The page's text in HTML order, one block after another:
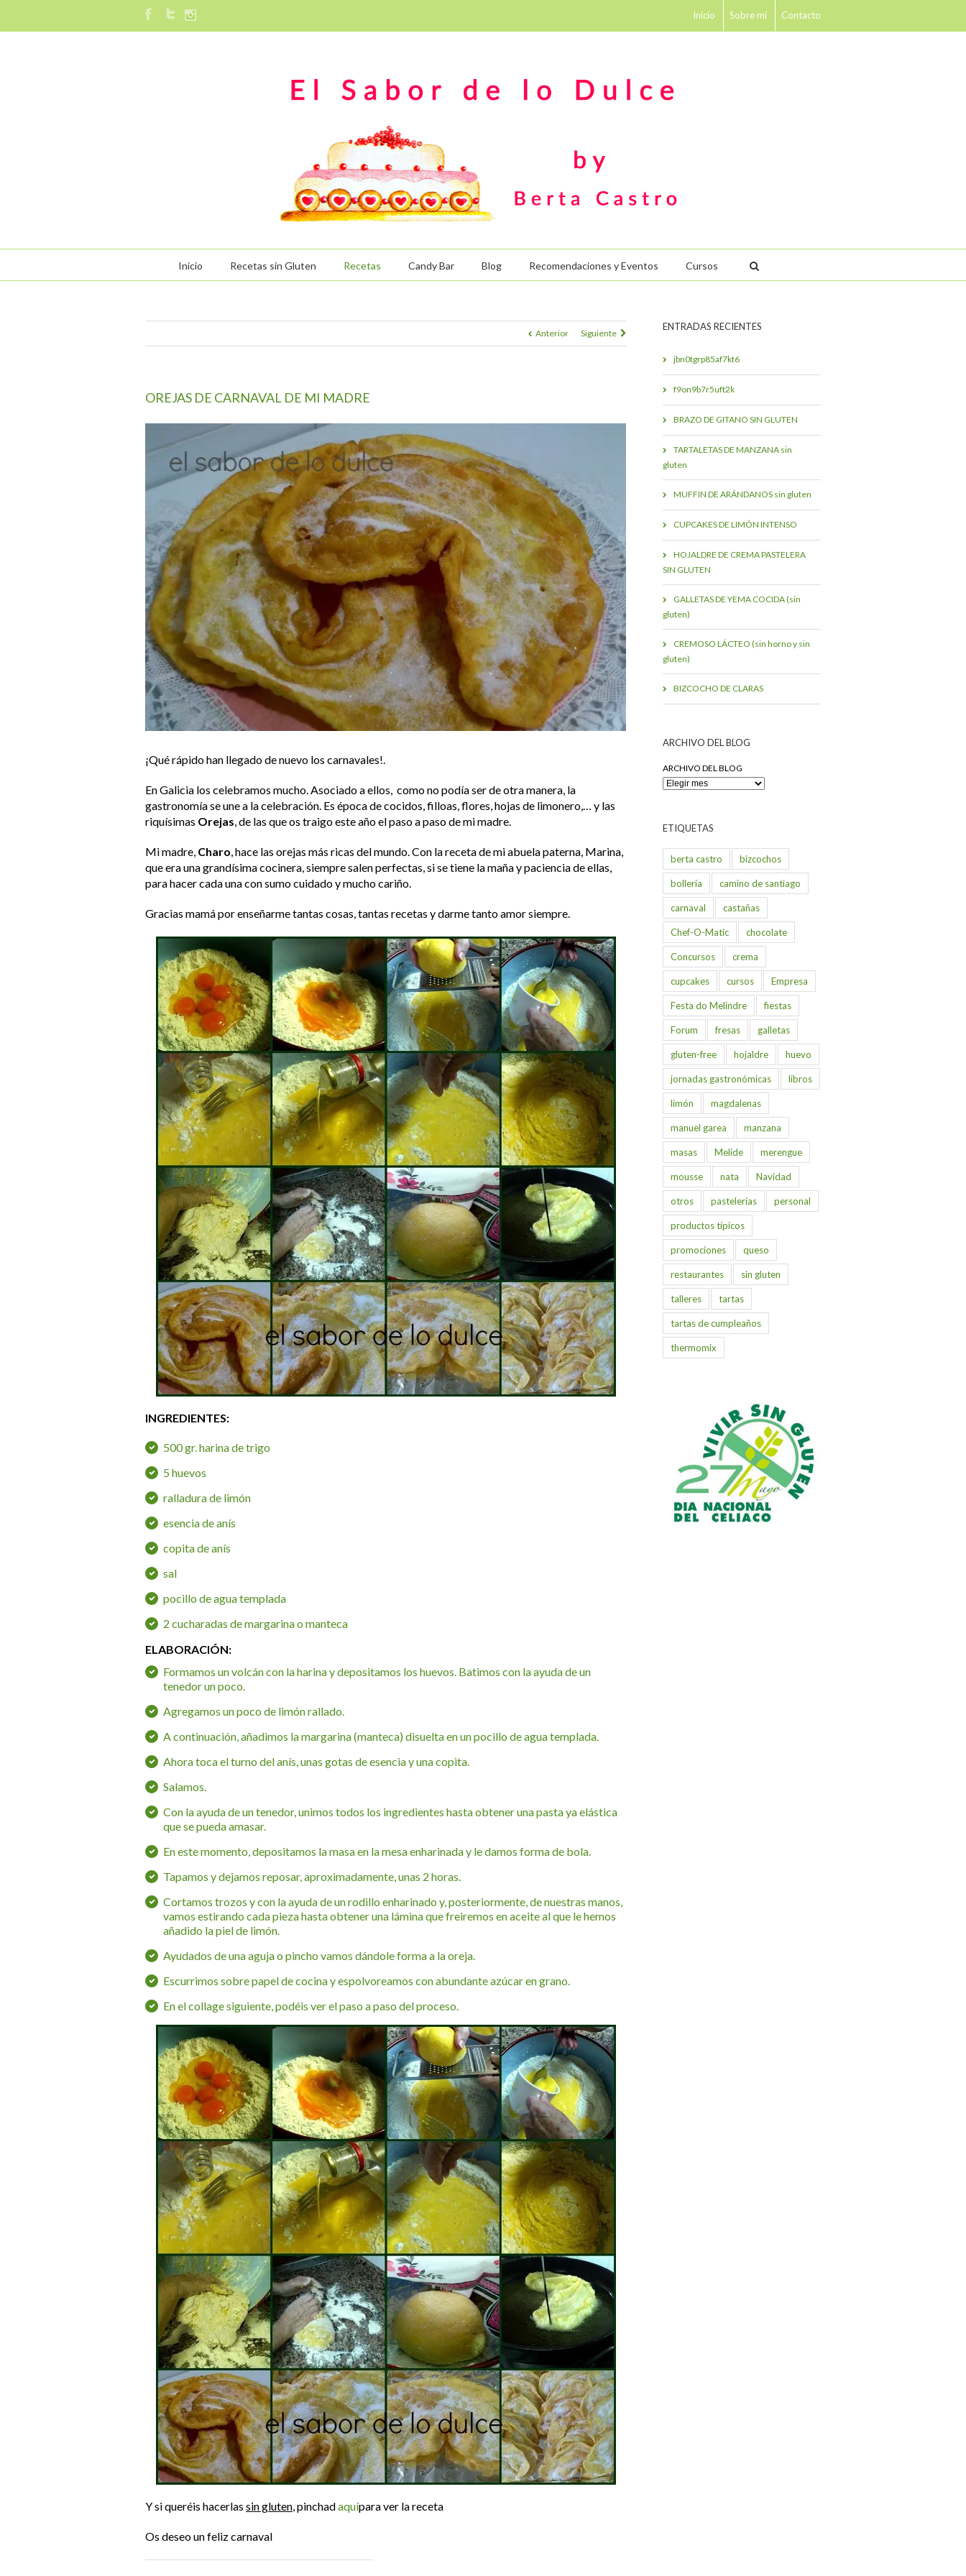
Inicio Sobre mí Contacto
Inicio Recetas sin Gluten Recetas Candy Bar Blog Recomendaciones y Eventos Cursos
Anterior Siguiente
OREJAS DE CARNAVAL DE MI MADRE
¡Qué rápido han llegado de nuevo los carnavales!.
En Galicia los celebramos mucho. Asociado a ellos, como no podía ser de otra manera, la
gastronomía se une a la celebración. Es época de cocidos, filloas, flores, hojas de limonero,… y las
riquísimas Orejas, de las que os traigo este año el paso a paso de mi madre.
Mi madre, Charo, hace las orejas más ricas del mundo. Con la receta de mi abuela paterna, Marina,
que era una grandísima cocinera, siempre salen perfectas, si se tiene la maña y paciencia de ellas,
para hacer cada una con sumo cuidado y mucho cariño.
Gracias mamá por enseñarme tantas cosas, tantas recetas y darme tanto amor siempre.
INGREDIENTES:
500 gr. harina de trigo
5 huevos
ralladura de limón
esencia de anís
copita de anís
sal
pocillo de agua templada
2 cucharadas de margarina o manteca
ELABORACIÓN:
Formamos un volcán con la harina y depositamos los huevos. Batimos con la ayuda de un
tenedor un poco.
Agregamos un poco de limón rallado.
A continuación, añadimos la margarina (manteca) disuelta en un pocillo de agua templada.
Ahora toca el turno del anís, unas gotas de esencia y una copita.
Salamos.
Con la ayuda de un tenedor, unimos todos los ingredientes hasta obtener una pasta ya elástica
que se pueda amasar.
En este momento, depositamos la masa en la mesa enharinada y le damos forma de bola.
Tapamos y dejamos reposar, aproximadamente, unas 2 horas.
Cortamos trozos y con la ayuda de un rodillo enharinado y, posteriormente, de nuestras manos,
vamos estirando cada pieza hasta obtener una lámina que freiremos en aceite al que le hemos
añadido la piel de limón.
Ayudados de una aguja o pincho vamos dándole forma a la oreja.
Escurrimos sobre papel de cocina y espolvoreamos con abundante azúcar en grano.
En el collage siguiente, podéis ver el paso a paso del proceso.
Y si queréis hacerlas sin gluten, pinchadaquípara ver la receta
Os deseo un feliz carnaval
ENTRADAS RECIENTES
jbn0tgrp85af7kt6
f9on9b7r5uft2k
BRAZO DE GITANO SIN GLUTEN
TARTALETAS DE MANZANA sin
gluten
MUFFIN DE ARÁNDANOS sin gluten
CUPCAKES DE LIMÓN INTENSO
HOJALDRE DE CREMA PASTELERA
SIN GLUTEN
GALLETAS DE YEMA COCIDA (sin
gluten)
CREMOSO LÁCTEO (sin horno y sin
gluten)
BIZCOCHO DE CLARAS
ARCHIVO DEL BLOG
ARCHIVO DEL BLOG
ETIQUETAS
berta castro bizcochos
bolleria camino de santiago
carnaval castañas
Chef-O-Matic chocolate
Concursos crema
cupcakes cursos Empresa
Festa do Melindre fiestas
Forum fresas galletas
gluten-free hojaldre huevo
jornadas gastronómicas libros
limón magdalenas
manuel garea manzana
masas Melide merengue
mousse nata Navidad
otros pastelerías personal
productos típicos
promociones queso
restaurantes sin gluten
talleres tartas
tartas de cumpleaños
thermomix